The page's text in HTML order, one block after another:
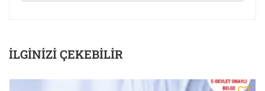
İLGINIZI ÇEKEBILIR